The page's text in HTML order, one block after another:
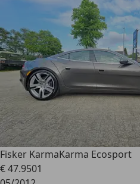
Fisker KarmaKarma Ecosport
€ 47.9501